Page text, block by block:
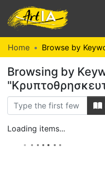
Communities
&
Collections
Browse ArtIA
Home Browse by
Browsing by
Loading items...